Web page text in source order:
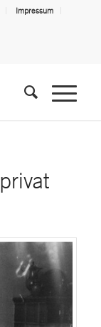
Impressum